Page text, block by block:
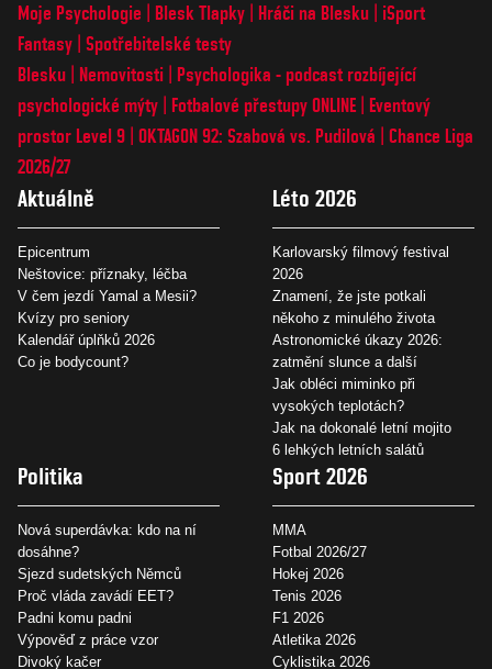
Moje Psychologie Blesk Tlapky Hráči na Blesku
iSport
Fantasy Spotřebitelské testy
Blesku
Nemovitosti
Psychologika - podcast rozbíjející
psychologické mýty
Fotbalové přestupy ONLINE
Eventový
prostor Level 9 OKTAGON 92: Szabová vs. Pudilová
Chance Liga
2026/27
Aktuálně
Epicentrum
Neštovice: příznaky, léčba
V čem jezdí Yamal a Mesii?
Kvízy pro seniory
Kalendář úplňků 2026
Co je bodycount?
Léto 2026
Karlovarský filmový festival
2026
Znamení, že jste potkali
někoho z minulého života
Astronomické úkazy 2026:
zatmění slunce a další
Jak obléci miminko při
vysokých teplotách?
Jak na dokonalé letní mojito
6 lehkých letních salátů
Politika
Nová superdávka: kdo na ní
dosáhne?
Sjezd sudetských Němců
Proč vláda zavádí EET?
Padni komu padni
Výpověď z práce vzor
Divoký kačer
Sport 2026
MMA
Fotbal 2026/27
Hokej 2026
Tenis 2026
F1 2026
Atletika 2026
Cyklistika 2026